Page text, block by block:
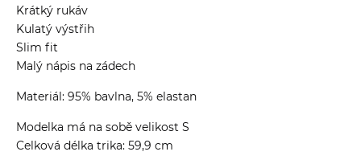
Krátký rukáv
Kulatý výstřih
Slim fit
Malý nápis na zádech
Materiál: 95% bavlna, 5% elastan
Modelka má na sobě velikost S
Celková délka trika: 59,9 cm